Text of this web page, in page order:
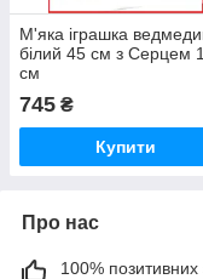
М'яка іграшка
білий 45 см з Серцем
см
745 ₴
Купити
Про нас
100% позитивних